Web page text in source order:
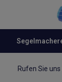
Rufen Sie